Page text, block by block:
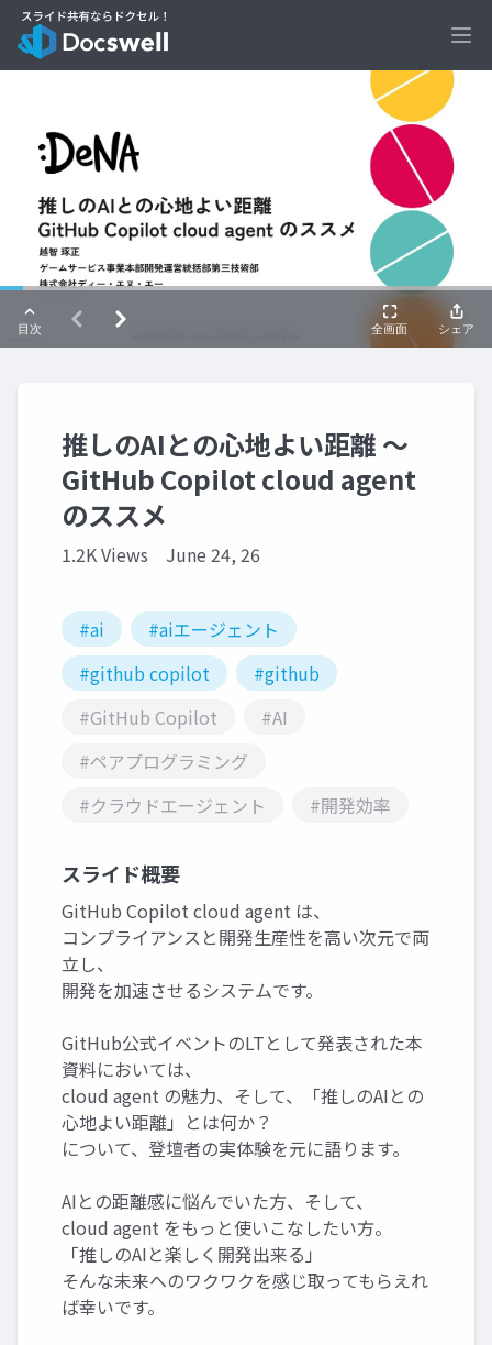
推しのAIとの心地よい距離 〜
GitHub Copilot cloud agent
のススメ
1.2K Views June 24, 26
#ai
#aiエージェント
#github copilot
#github
#GitHub Copilot
#AI
#ペアプログラミング
#クラウドエージェント
#開発効率
スライド概要
GitHub Copilot cloud agent は、
コンプライアンスと開発生産性を高い次元で両
立し、
開発を加速させるシステムです。
GitHub公式イベントのLTとして発表された本
資料においては、
cloud agent の魅力、そして、「推しのAIとの
心地よい距離」とは何か？
について、登壇者の実体験を元に語ります。
AIとの距離感に悩んでいた方、そして、
cloud agent をもっと使いこなしたい方。
「推しのAIと楽しく開発出来る」
そんな未来へのワクワクを感じ取ってもらえれ
ば幸いです。